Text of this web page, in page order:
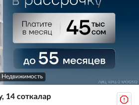
14 соткалар